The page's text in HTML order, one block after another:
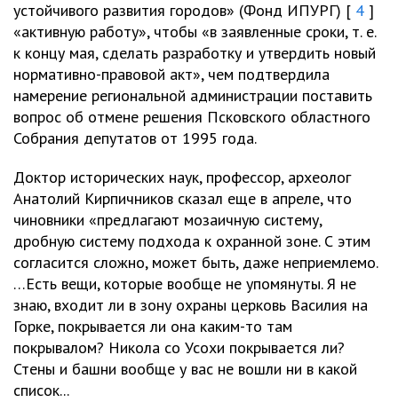
устойчивого развития городов» (Фонд ИПУРГ) [ 4 ]
«активную работу», чтобы «в заявленные сроки, т. е.
к концу мая, сделать разработку и утвердить новый
нормативно-правовой акт», чем подтвердила
намерение региональной администрации поставить
вопрос об отмене решения Псковского областного
Собрания депутатов от 1995 года.
Доктор исторических наук, профессор, археолог
Анатолий Кирпичников сказал еще в апреле, что
чиновники «предлагают мозаичную систему,
дробную систему подхода к охранной зоне. С этим
согласится сложно, может быть, даже неприемлемо.
…Есть вещи, которые вообще не упомянуты. Я не
знаю, входит ли в зону охраны церковь Василия на
Горке, покрывается ли она каким-то там
покрывалом? Никола со Усохи покрывается ли?
Стены и башни вообще у вас не вошли ни в какой
список...